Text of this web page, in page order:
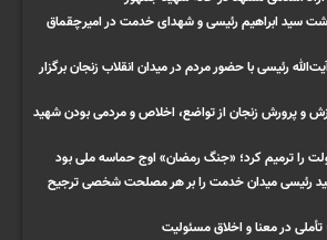
سید ابراهیم رئیسی و شهدای خدمت در امیرچقماق
رئیسی با حضور مردم در میدان انقلاب زنجان برگزار
و پرورش زنجان از تواضع، اخلاص و مردمی بودن شهید
را ترمیم کرد؛ «جنگ رمضان» اوج حماسه ملی بود
رئیسی میدان خدمت را بر هر مصلحت شخصی ترجیح
در معنا و اخلاق مسئولیت